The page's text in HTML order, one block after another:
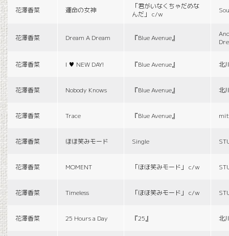
花澤香菜 運命の女神
「君がいなくちゃだめな
んだ」 c/w
花澤香菜 Dream A Dream 『Blue Avenue』
花澤香菜 I ♥ NEW DAY! 『Blue Avenue』 北
花澤香菜 Nobody Knows 『Blue Avenue』 北
花澤香菜 Trace 『Blue Avenue』
花澤香菜 ほほ笑みモード Single
花澤香菜 MOMENT 「ほほ笑みモード」 c/w
花澤香菜 Timeless 「ほほ笑みモード」 c/w
花澤香菜 25 Hours a Day 『25』 北